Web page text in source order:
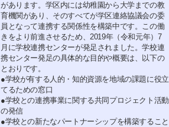
があります。学区内には幼稚園から大学までの教
育機関があり、そのすべてが学区連絡協議会の委
員となって連携する関係性を構築中です。この働
きをより前進させるため、2019年（令和元年）7
月に学校連携センターが発足されました。学校連
携センター発足の具体的な目的や概要は、以下の
とおりです。
●学校が有する人的・知的資源を地域の課題に役立
てるための窓口
●学校との連携事業に関する共同プロジェクト活動
の発信
●学校との新たなパートナーシップを構築すること